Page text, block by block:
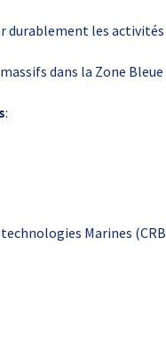
durablement les
dans la Zone Bleue
:
Marines